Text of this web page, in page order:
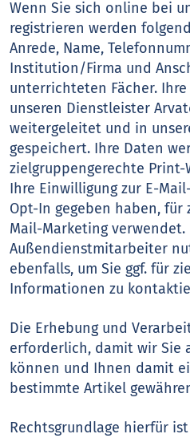
Wenn Sie sich online bei
registrieren werden
Anrede, Name,
Institution/Firma und
unterrichteten Fächer.
unseren Dienstleister
weitergeleitet und in
gespeichert. Ihre Daten
zielgruppengerechte Print-
Ihre Einwilligung zur E-
Opt-In gegeben haben, für
Mail-Marketing verwendet.
Außendienstmitarbeiter
ebenfalls, um Sie ggf. für
Informationen zu
Die Erhebung und
erforderlich, damit wir Sie
können und Ihnen damit
bestimmte Artikel
Rechtsgrundlage hierfür